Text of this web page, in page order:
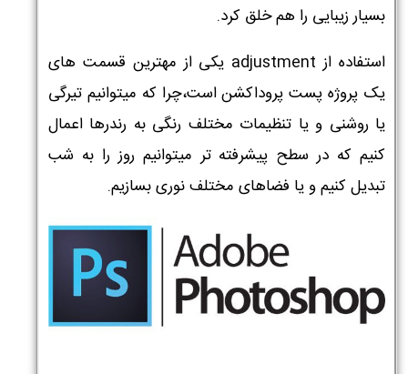
بسیار زیبایی را هم خلق کرد.
استفاده از adjustment یکی از مهترین قسمت های
یک پروژه پست پروداکشن است،چرا که میتوانیم تیرگی
یا روشنی و یا تنظیمات مختلف رنگی به رندرها اعمال
کنیم که در سطح پیشرفته تر میتوانیم روز را به شب
تبدیل کنیم و یا فضاهای مختلف نوری بسازیم.